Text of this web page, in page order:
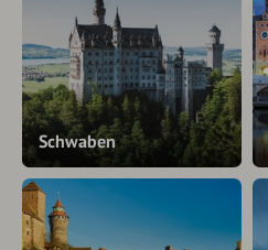
Schwaben